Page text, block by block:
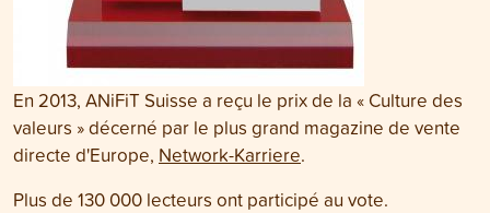
En 2013, ANiFiT Suisse a reçu le prix de la « Culture des
valeurs » décerné par le plus grand magazine de vente
directe d'Europe, Network-Karriere.
Plus de 130 000 lecteurs ont participé au vote.